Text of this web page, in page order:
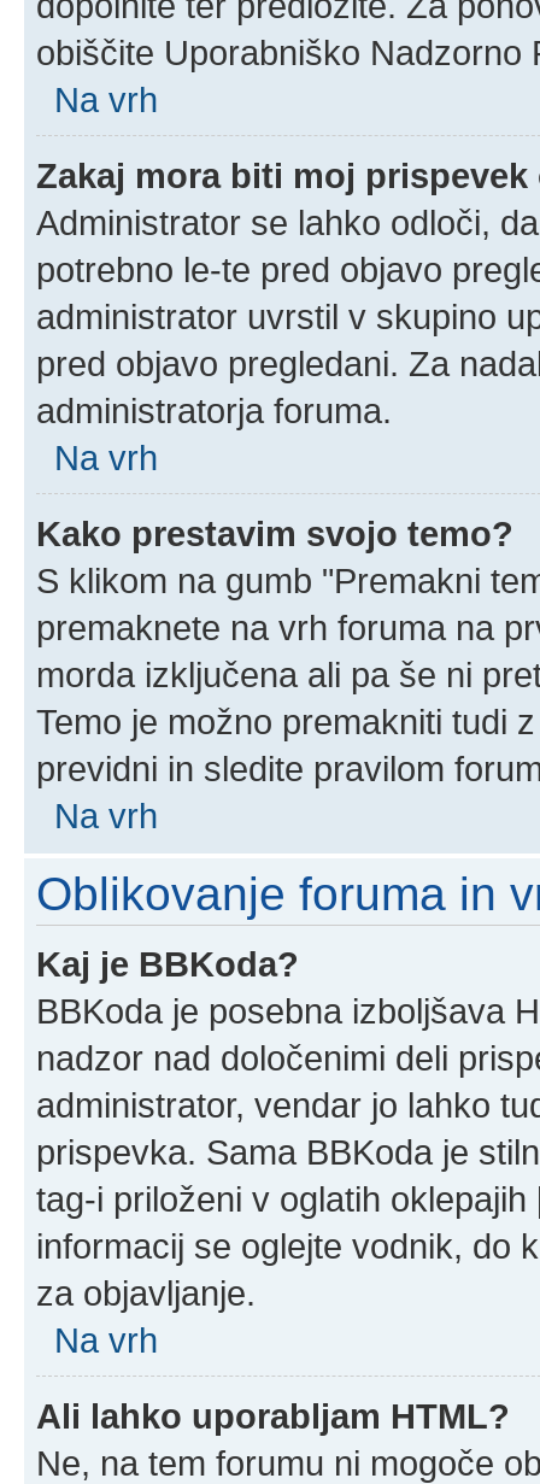
obiščite Uporabniško Nadzorno
Na vrh
Zakaj mora biti moj
Administrator se lahko odloči,
potrebno le-te pred objavo
administrator uvrstil v skupino
pred objavo pregledani. Za
administratorja foruma.
Na vrh
Kako prestavim svojo temo?
S klikom na gumb "Premakni
premaknete na vrh foruma na
morda izključena ali pa še ni
Temo je možno premakniti tudi
previdni in sledite pravilom
Na vrh
Oblikovanje foruma in
Kaj je BBKoda?
BBKoda je posebna izboljšava
nadzor nad določenimi deli
administrator, vendar jo lahko
prispevka. Sama BBKoda je
tag-i priloženi v oglatih
informacij se oglejte vodnik, do
za objavljanje.
Na vrh
Ali lahko uporabljam HTML?
Ne, na tem forumu ni mogoče